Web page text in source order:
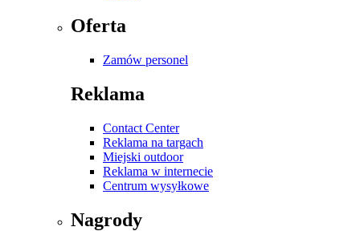
Oferta
Zamów personel
Reklama
Contact Center
Reklama na targach
Miejski outdoor
Reklama w internecie
Centrum wysyłkowe
Nagrody